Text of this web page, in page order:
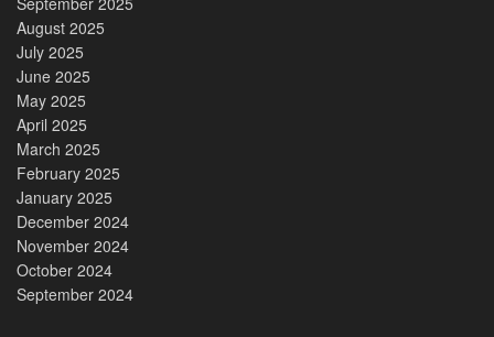
August 2025
July 2025
June 2025
May 2025
April 2025
March 2025
February 2025
January 2025
December 2024
November 2024
October 2024
September 2024